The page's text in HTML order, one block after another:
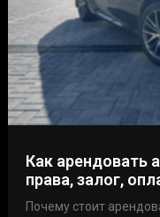
Как арендовать
права, залог,
Почему стоит